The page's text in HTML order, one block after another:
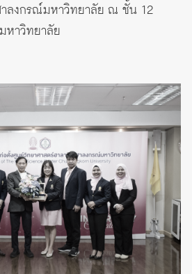
ลงกรณ์มหาวิทยาลัย ณ ชั้น 12
หาวิทยาลัย